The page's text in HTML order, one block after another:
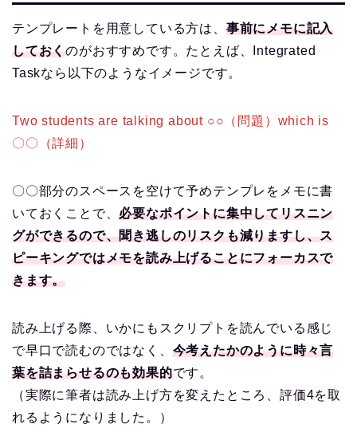
テンプレートを用意している方は、 事前にメモに記入
しておくのがおすすめです。たとえば、Integrated
Taskなら以下のようなイメージです。
Two students are talking about ○○（問題）which is
〇〇（詳細）
〇〇部分のスペースを空けて予めテンプレをメモに書
いておくことで、必要なポイントに集中してリスニン
グができるので、聞き逃しのリスクも減りますし、ス
ピーキングではメモを読み上げることにフォーカスで
きます。
読み上げる際、いかにもスクリプトを読んでいる感じ
で早口で読むのではなく、 今考えたかのように時々言
葉を詰まらせるのも効果的です。
（実際に筆者は読み上げ方を変えたところ、評価4を取
れるようになりました。）